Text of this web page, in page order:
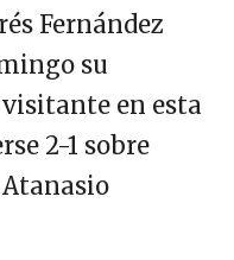
Fernández
su
en esta
2-1 sobre